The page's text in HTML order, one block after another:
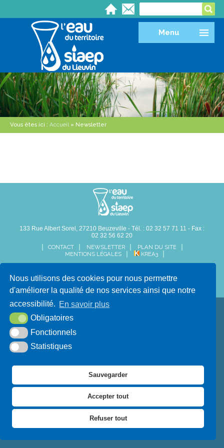
Nous utilisons des cookies pour nous permettre
d'améliorer la qualité de nos services ainsi que notre
accessibilité. En savoir plus
Obligatoires
Fonctionnels
Statistiques
Sauvegarder
Accepter tout
Refuser tout
Menu
Vous êtes ici : Accueil » Newsletter
133 Rue Albert Sorel, 27210 Beuzeville - Tél. : 02 32 57 71 11 - Fax :
02 32 56 62 20
CONTACT NEWSLETTER
PLAN DU SITE
MENTIONS LÉGALES
KREA3